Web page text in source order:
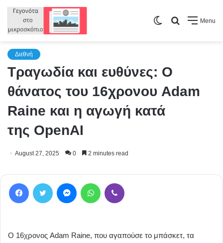
Menu
Search
Switch
Διεθνή
Τραγωδία και ευθύνες: Ο
θάνατος του 16χρονου Adam
Raine και η αγωγή κατά
της OpenAI
August 27, 2025 0 2 minutes read
Ο 16χρονος Adam Raine, που αγαπούσε το μπάσκετ, τα